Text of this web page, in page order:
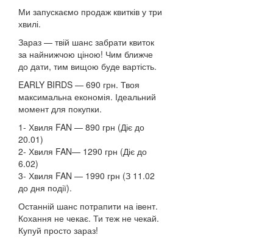
Ми запускаємо продаж квитків у три
хвилі.
Зараз — твій шанс забрати квиток
за найнижчою ціною! Чим ближче
до дати, тим вищою буде вартість.
EARLY BIRDS — 690 грн. Твоя
максимальна економія. Ідеальний
момент для покупки.
1- Хвиля FAN — 890 грн (Діє до
20.01)
2- Хвиля FAN— 1290 грн (Діє до
6.02)
3- Хвиля FAN — 1990 грн (З 11.02
до дня події).
Останній шанс потрапити на івент.
Кохання не чекає. Ти теж не чекай.
Купуй просто зараз!